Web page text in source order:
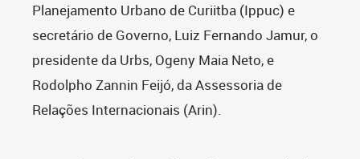
Planejamento Urbano de Curiitba (Ippuc) e
secretário de Governo, Luiz Fernando Jamur, o
presidente da Urbs, Ogeny Maia Neto, e
Rodolpho Zannin Feijó, da Assessoria de
Relações Internacionais (Arin).